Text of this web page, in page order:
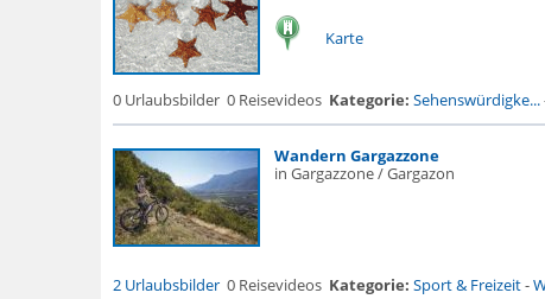
Karte
0 Urlaubsbilder 0 Reisevideos Kategorie: Sehenswürdigke...
Wandern Gargazzone
in Gargazzone / Gargazon
2 Urlaubsbilder 0 Reisevideos Kategorie: Sport & Freizeit-